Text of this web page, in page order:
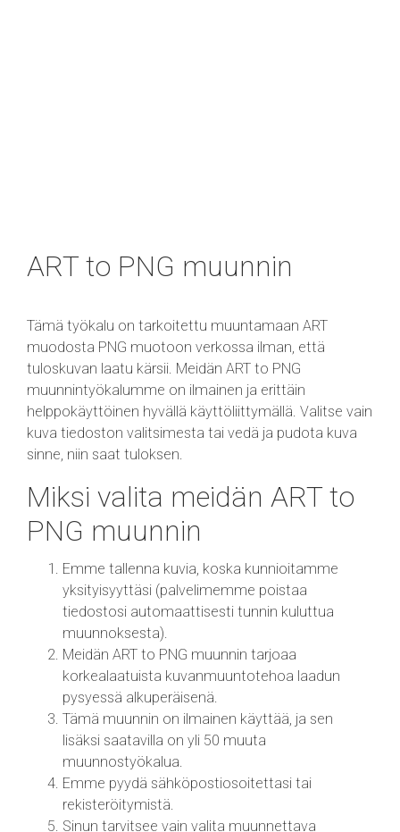
ART to PNG muunnin
Tämä työkalu on tarkoitettu muuntamaan ART
muodosta PNG muotoon verkossa ilman, että
tuloskuvan laatu kärsii. Meidän ART to PNG
muunnintyökalumme on ilmainen ja erittäin
helppokäyttöinen hyvällä käyttöliittymällä. Valitse vain
kuva tiedoston valitsimesta tai vedä ja pudota kuva
sinne, niin saat tuloksen.
Miksi valita meidän ART to
PNG muunnin
Emme tallenna kuvia, koska kunnioitamme
yksityisyyttäsi (palvelimemme poistaa
tiedostosi automaattisesti tunnin kuluttua
muunnoksesta).
Meidän ART to PNG muunnin tarjoaa
korkealaatuista kuvanmuuntotehoa laadun
pysyessä alkuperäisenä.
Tämä muunnin on ilmainen käyttää, ja sen
lisäksi saatavilla on yli 50 muuta
muunnostyökalua.
Emme pyydä sähköpostiosoitettasi tai
rekisteröitymistä.
Sinun tarvitsee vain valita muunnettava